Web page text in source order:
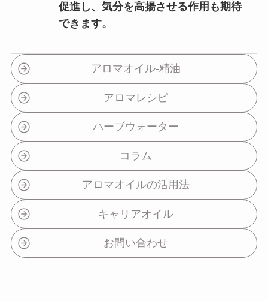
促進し、気分を高揚させる作用も期待
できます。
アロマオイル-精油
アロマレシピ
ハーブウォーター
コラム
アロマオイルの活用法
キャリアオイル
お問い合わせ